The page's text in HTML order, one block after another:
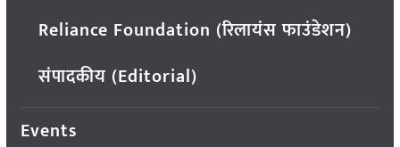
Reliance Foundation (रिलायंस फाउंडेशन)
संपादकीय (Editorial)
Events